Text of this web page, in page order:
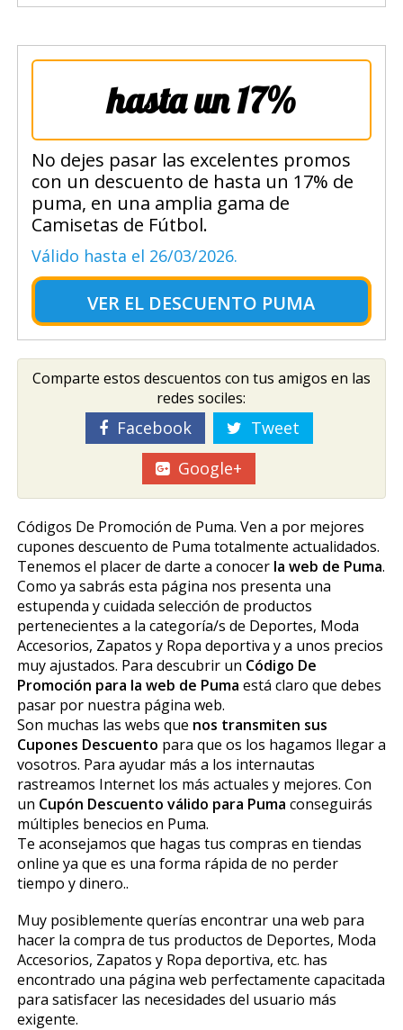
hasta un 17%
No dejes pasar las excelentes promos
con un descuento de hasta un 17% de
puma, en una amplia gama de
Camisetas de Fútbol.
Válido hasta el 26/03/2026.
VER EL DESCUENTO PUMA
Comparte estos descuentos con tus amigos en las
redes sociles:
Facebook
Tweet
Google+
Códigos De Promoción de Puma. Ven a por mejores
cupones descuento de Puma totalmente actualidados.
Tenemos el placer de darte a conocer la web de Puma.
Como ya sabrás esta página nos presenta una
estupenda y cuidada selección de productos
pertenecientes a la categoría/s de Deportes, Moda
Accesorios, Zapatos y Ropa deportiva y a unos precios
muy ajustados. Para descubrir un Código De
Promoción para la web de Puma está claro que debes
pasar por nuestra página web.
Son muchas las webs que nos transmiten sus
Cupones Descuento para que os los hagamos llegar a
vosotros. Para ayudar más a los internautas
rastreamos Internet los más actuales y mejores. Con
un Cupón Descuento válido para Puma conseguirás
múltiples beneficios en Puma.
Te aconsejamos que hagas tus compras en tiendas
online ya que es una forma rápida de no perder
tiempo y dinero..
Muy posiblemente querías encontrar una web para
hacer la compra de tus productos de Deportes, Moda
Accesorios, Zapatos y Ropa deportiva, etc. has
encontrado una página web perfectamente capacitada
para satisfacer las necesidades del usuario más
exigente.